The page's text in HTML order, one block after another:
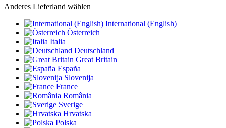
Anderes Lieferland wählen
International (English)
Österreich
Italia
Deutschland
Great Britain
España
Slovenija
France
România
Sverige
Hrvatska
Polska